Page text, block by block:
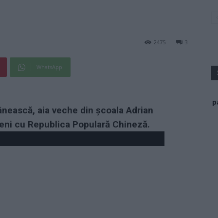
3
2475
WhatsApp
aia veche din școala Adrian
cu Republica Populară Chineză.